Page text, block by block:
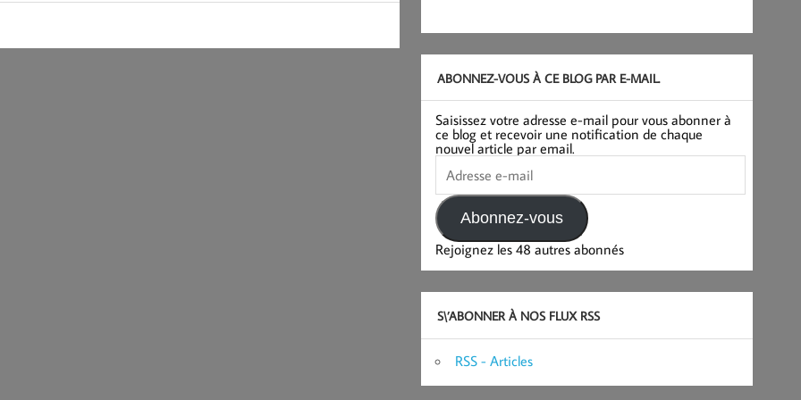
ABONNEZ-VOUS À CE BLOG PAR E-MAIL.
Saisissez votre adresse e-mail pour vous abonner à
ce blog et recevoir une notification de chaque
nouvel article par email.
Adresse
e-
mail
Abonnez-vous
Rejoignez les 48 autres abonnés
S\’ABONNER À NOS FLUX RSS
RSS - Articles